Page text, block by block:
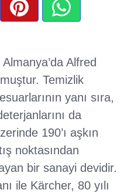
Alfred
Temizlik
yanı sıra,
da
190’ı aşkın
noktasından
bir sanayi devidir.
ile Kärcher, 80 yılı